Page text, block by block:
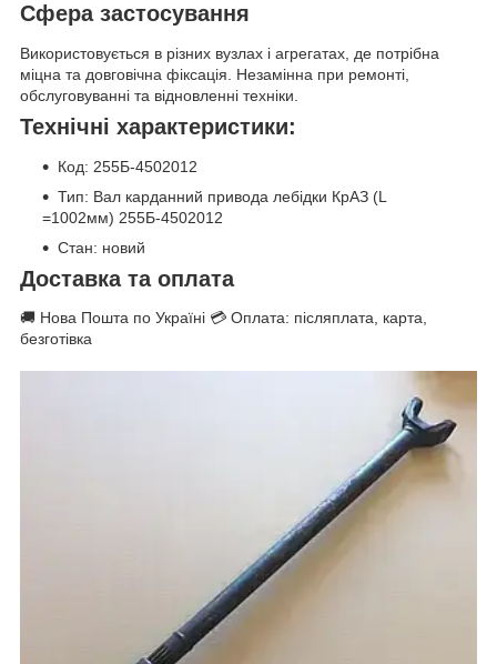
Сфера застосування
Використовується в різних вузлах і агрегатах, де потрібна
міцна та довговічна фіксація. Незамінна при ремонті,
обслуговуванні та відновленні техніки.
Технічні характеристики:
Код: 255Б-4502012
Тип: Вал карданний привода лебідки КрАЗ (L
=1002мм) 255Б-4502012
Стан: новий
Доставка та оплата
🚚 Нова Пошта по Україні 💳 Оплата: післяплата, карта,
безготівка